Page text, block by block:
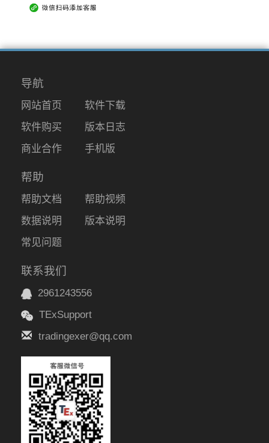
导航
网站首页
软件下载
软件购买
版本日志
商业合作
手机版
帮助
帮助文档
帮助视频
数据说明
版本说明
常见问题
联系我们
2961243556
TExSupport
tradingexer@qq.com